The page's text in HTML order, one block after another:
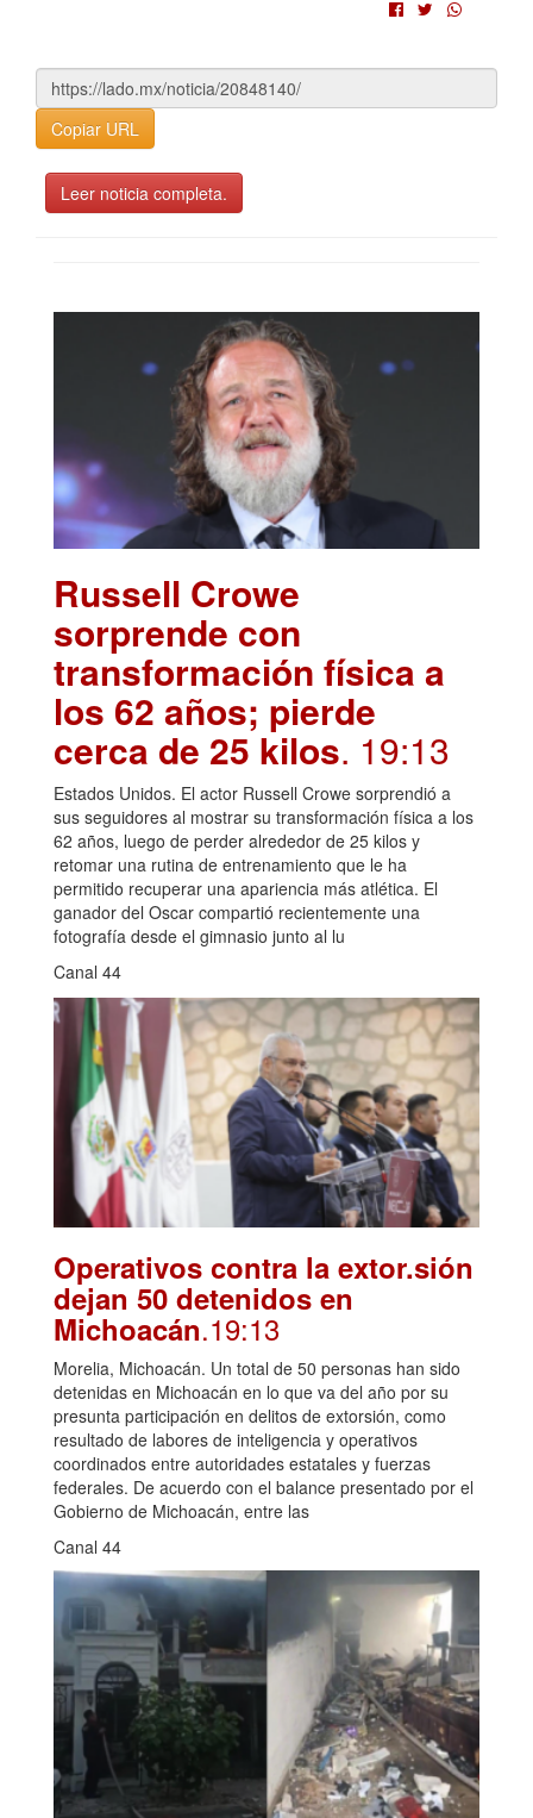
Copiar URL
Leer noticia completa.
Russell Crowe
sorprende con
transformación física a
los 62 años; pierde
cerca de 25 kilos. 19:13
Estados Unidos. El actor Russell Crowe sorprendió a
sus seguidores al mostrar su transformación física a los
62 años, luego de perder alrededor de 25 kilos y
retomar una rutina de entrenamiento que le ha
permitido recuperar una apariencia más atlética. El
ganador del Oscar compartió recientemente una
fotografía desde el gimnasio junto al lu
Canal 44
Operativos contra la extor.sión
dejan 50 detenidos en
Michoacán.19:13
Morelia, Michoacán. Un total de 50 personas han sido
detenidas en Michoacán en lo que va del año por su
presunta participación en delitos de extorsión, como
resultado de labores de inteligencia y operativos
coordinados entre autoridades estatales y fuerzas
federales. De acuerdo con el balance presentado por el
Gobierno de Michoacán, entre las
Canal 44